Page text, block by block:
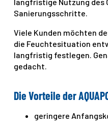
Sanierungsschritte.
Viele Kunden möchten
die Feuchtesituation
langfristig festlegen.
gedacht.
Die Vorteile der
geringere